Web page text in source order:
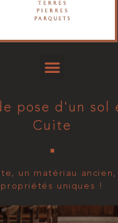
pose d'un sol
Cuite
■
un matériau ancien,
propriétés uniques !